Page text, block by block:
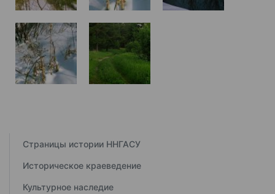
Страницы истории ННГАСУ
Историческое краеведение
Культурное наследие